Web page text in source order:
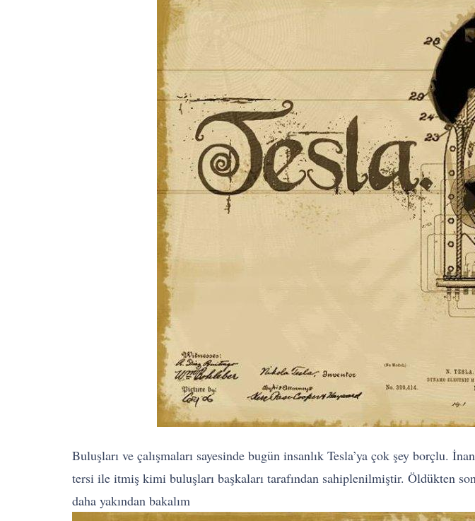
Buluşları ve çalışmaları sayesinde bugün insanlık Tesla’ya çok şey borçlu.
tersi ile itmiş kimi buluşları başkaları tarafından sahiplenilmiştir. Öldükten
daha yakından bakalım